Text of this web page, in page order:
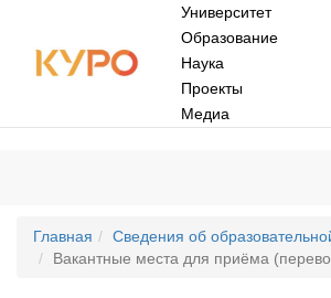
Университет
Образование
Наука
Проекты
Медиа
Главная
Сведения об
Вакантные места для приёма